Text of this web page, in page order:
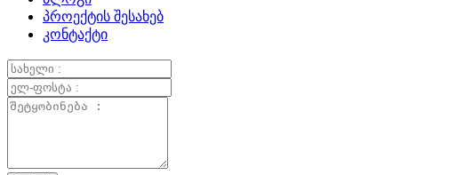
პროექტის შესახებ
კონტაქტი